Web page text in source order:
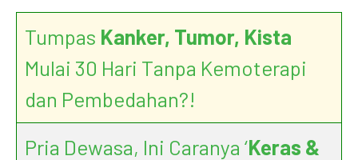
Tumpas Kanker, Tumor, Kista
Mulai 30 Hari Tanpa Kemoterapi
dan Pembedahan?!
Pria Dewasa, Ini Caranya ‘Keras &